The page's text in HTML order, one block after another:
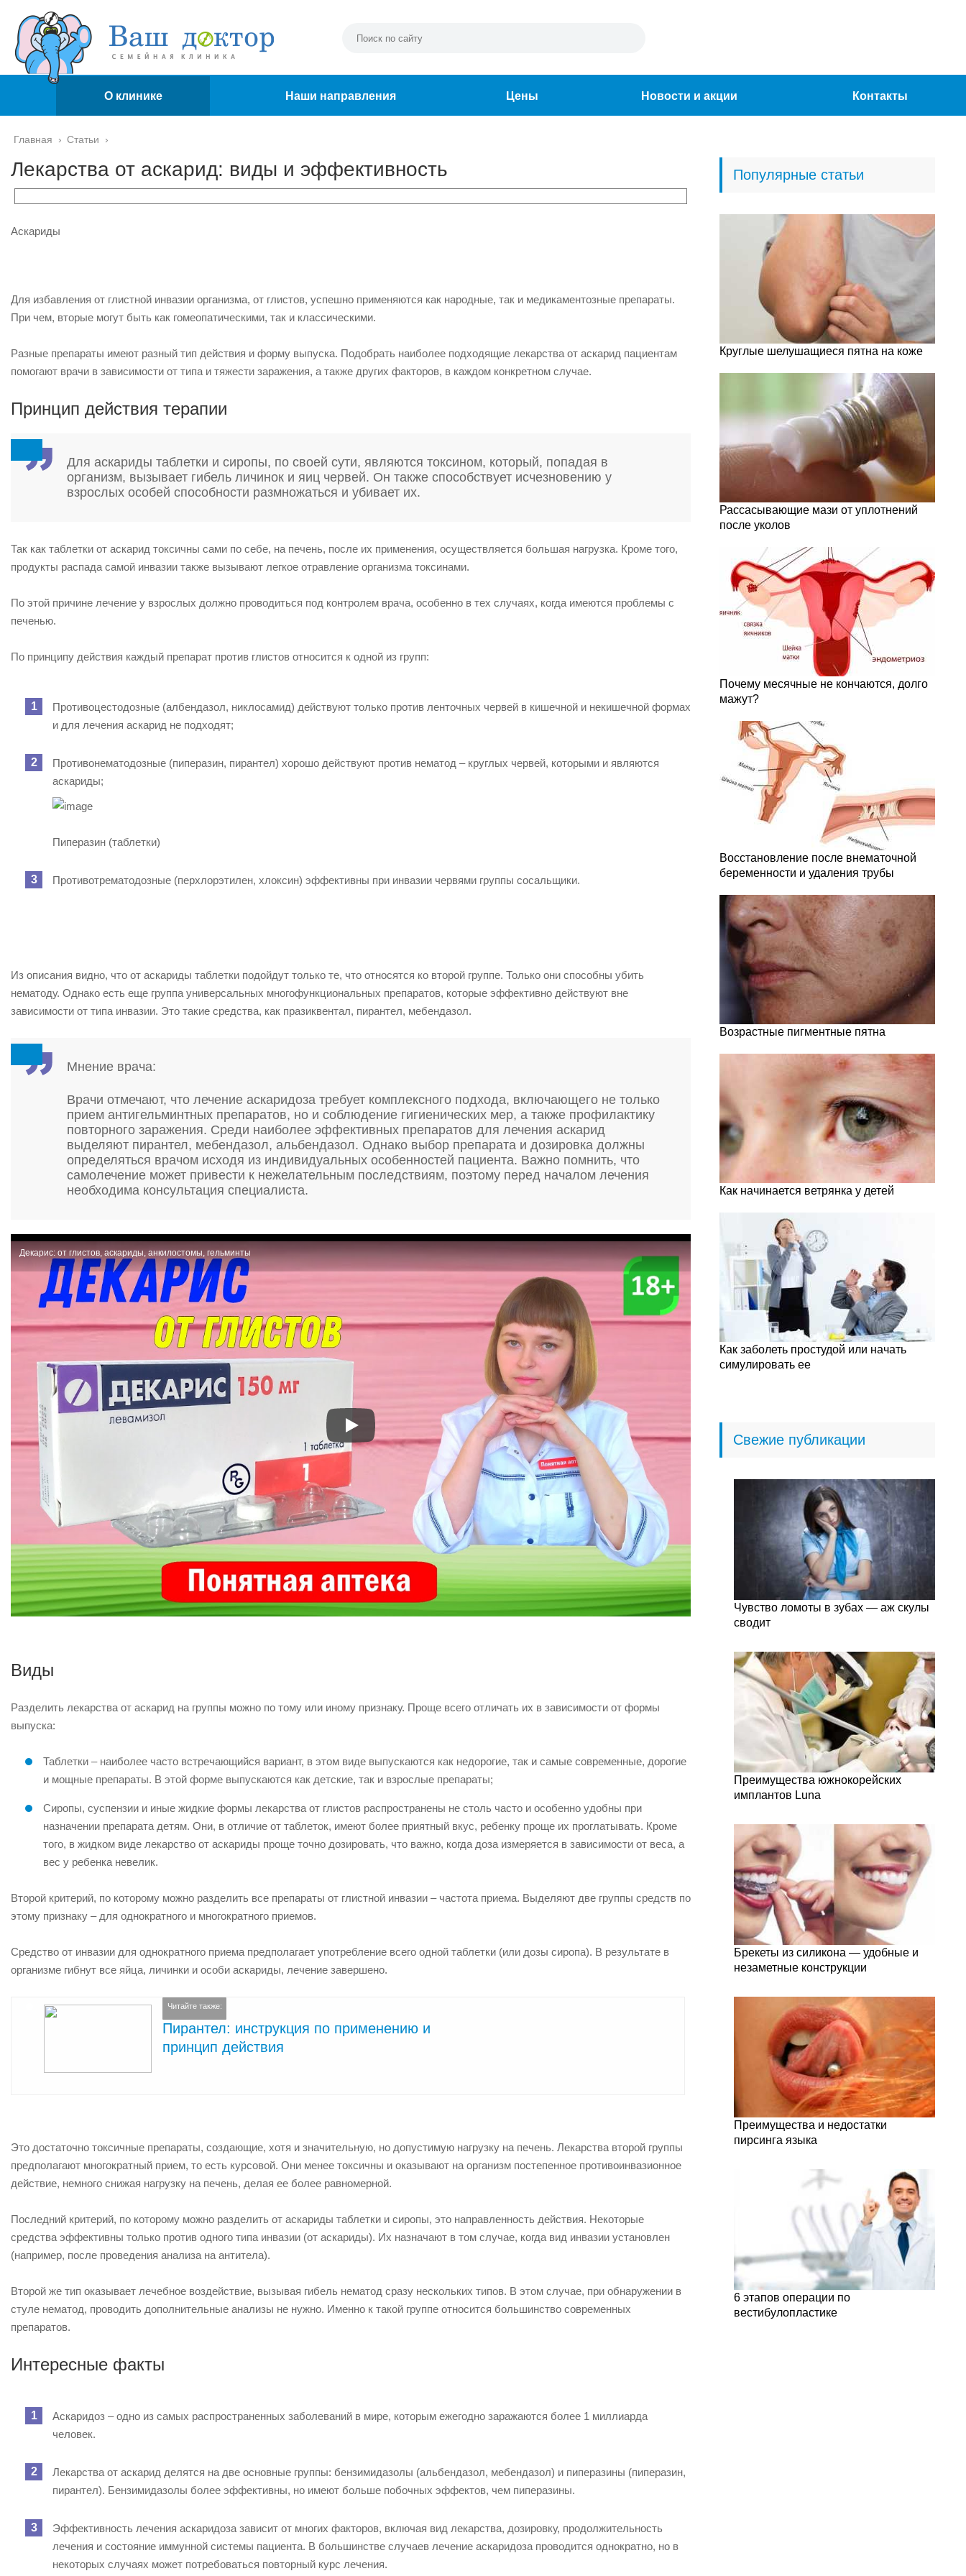
О клинике Наши направления Цены Новости и акции Контакты
Главная › Статьи ›
Лекарства от аскарид: виды и эффективность
Аскариды
Для избавления от глистной инвазии организма, от глистов, успешно применяются как народные, так и медикаментозные препараты.
При чем, вторые могут быть как гомеопатическими, так и классическими.
Разные препараты имеют разный тип действия и форму выпуска. Подобрать наиболее подходящие лекарства от аскарид пациентам
помогают врачи в зависимости от типа и тяжести заражения, а также других факторов, в каждом конкретном случае.
Принцип действия терапии
Для аскариды таблетки и сиропы, по своей сути, являются токсином, который, попадая в
организм, вызывает гибель личинок и яиц червей. Он также способствует исчезновению у
взрослых особей способности размножаться и убивает их.
Так как таблетки от аскарид токсичны сами по себе, на печень, после их применения, осуществляется большая нагрузка. Кроме того,
продукты распада самой инвазии также вызывают легкое отравление организма токсинами.
По этой причине лечение у взрослых должно проводиться под контролем врача, особенно в тех случаях, когда имеются проблемы с
печенью.
По принципу действия каждый препарат против глистов относится к одной из групп:
Противоцестодозные (албендазол, никлосамид) действуют только против ленточных червей в кишечной и некишечной формах
и для лечения аскарид не подходят;
Противонематодозные (пиперазин, пирантел) хорошо действуют против нематод – круглых червей, которыми и являются
аскариды;
Пиперазин (таблетки)
Противотрематодозные (перхлорэтилен, хлоксин) эффективны при инвазии червями группы сосальщики.
Из описания видно, что от аскариды таблетки подойдут только те, что относятся ко второй группе. Только они способны убить
нематоду. Однако есть еще группа универсальных многофункциональных препаратов, которые эффективно действуют вне
зависимости от типа инвазии. Это такие средства, как празиквентал, пирантел, мебендазол.
Мнение врача:
Врачи отмечают, что лечение аскаридоза требует комплексного подхода, включающего не только
прием антигельминтных препаратов, но и соблюдение гигиенических мер, а также профилактику
повторного заражения. Среди наиболее эффективных препаратов для лечения аскарид
выделяют пирантел, мебендазол, альбендазол. Однако выбор препарата и дозировка должны
определяться врачом исходя из индивидуальных особенностей пациента. Важно помнить, что
самолечение может привести к нежелательным последствиям, поэтому перед началом лечения
необходима консультация специалиста.
Декарис: от глистов, аскариды, анкилостомы, гельминты
Виды
Разделить лекарства от аскарид на группы можно по тому или иному признаку. Проще всего отличать их в зависимости от формы
выпуска:
Таблетки – наиболее часто встречающийся вариант, в этом виде выпускаются как недорогие, так и самые современные, дорогие
и мощные препараты. В этой форме выпускаются как детские, так и взрослые препараты;
Сиропы, суспензии и иные жидкие формы лекарства от глистов распространены не столь часто и особенно удобны при
назначении препарата детям. Они, в отличие от таблеток, имеют более приятный вкус, ребенку проще их проглатывать. Кроме
того, в жидком виде лекарство от аскариды проще точно дозировать, что важно, когда доза измеряется в зависимости от веса, а
вес у ребенка невелик.
Второй критерий, по которому можно разделить все препараты от глистной инвазии – частота приема. Выделяют две группы средств по
этому признаку – для однократного и многократного приемов.
Средство от инвазии для однократного приема предполагает употребление всего одной таблетки (или дозы сиропа). В результате в
организме гибнут все яйца, личинки и особи аскариды, лечение завершено.
Читайте также:
Пирантел: инструкция по применению и
принцип действия
Это достаточно токсичные препараты, создающие, хотя и значительную, но допустимую нагрузку на печень. Лекарства второй группы
предполагают многократный прием, то есть курсовой. Они менее токсичны и оказывают на организм постепенное противоинвазионное
действие, немного снижая нагрузку на печень, делая ее более равномерной.
Последний критерий, по которому можно разделить от аскариды таблетки и сиропы, это направленность действия. Некоторые
средства эффективны только против одного типа инвазии (от аскариды). Их назначают в том случае, когда вид инвазии установлен
(например, после проведения анализа на антитела).
Второй же тип оказывает лечебное воздействие, вызывая гибель нематод сразу нескольких типов. В этом случае, при обнаружении в
стуле нематод, проводить дополнительные анализы не нужно. Именно к такой группе относится большинство современных
препаратов.
Интересные факты
Аскаридоз – одно из самых распространенных заболеваний в мире, которым ежегодно заражаются более 1 миллиарда
человек.
Лекарства от аскарид делятся на две основные группы: бензимидазолы (альбендазол, мебендазол) и пиперазины (пиперазин,
пирантел). Бензимидазолы более эффективны, но имеют больше побочных эффектов, чем пиперазины.
Эффективность лечения аскаридоза зависит от многих факторов, включая вид лекарства, дозировку, продолжительность
лечения и состояние иммунной системы пациента. В большинстве случаев лечение аскаридоза проводится однократно, но в
некоторых случаях может потребоваться повторный курс лечения.
Популярные статьи
Круглые шелушащиеся пятна на коже
Рассасывающие мази от уплотнений
после уколов
Почему месячные не кончаются, долго
мажут?
Восстановление после внематочной
беременности и удаления трубы
Возрастные пигментные пятна
Как начинается ветрянка у детей
Как заболеть простудой или начать
симулировать ее
Свежие публикации
Чувство ломоты в зубах — аж скулы
сводит
Преимущества южнокорейских
имплантов Luna
Брекеты из силикона — удобные и
незаметные конструкции
Преимущества и недостатки
пирсинга языка
6 этапов операции по
вестибулопластике